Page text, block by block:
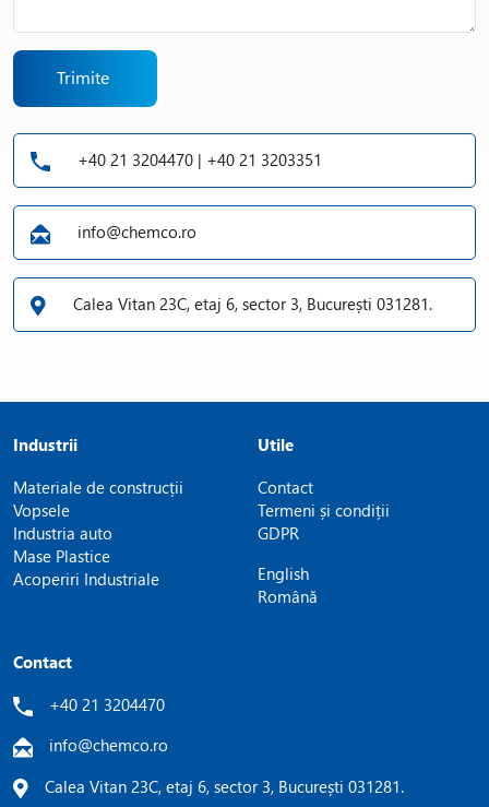
Trimite
+40 21 3204470 | +40 21 3203351
info@chemco.ro
Calea Vitan 23C, etaj 6, sector 3, București 031281.
Industrii
Materiale de construcții
Vopsele
Industria auto
Mase Plastice
Acoperiri Industriale
Utile
Contact
Termeni și condiții
GDPR
English
Română
Contact
+40 21 3204470
info@chemco.ro
Calea Vitan 23C, etaj 6, sector 3, București 031281.